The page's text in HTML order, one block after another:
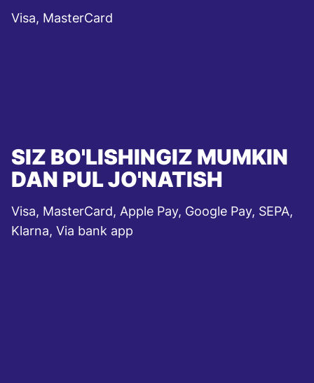
Visa, MasterCard
SIZ BO'LISHINGIZ MUMKIN
DAN PUL JO'NATISH
Visa, MasterCard, Apple Pay, Google Pay, SEPA,
Klarna, Via bank app